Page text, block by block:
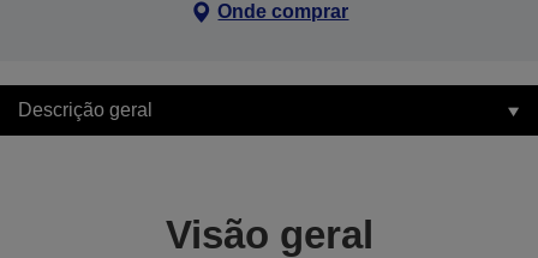
Onde comprar
Descrição geral
Visão geral